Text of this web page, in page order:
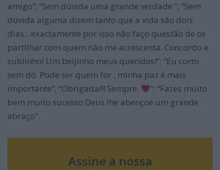
amigo”; “Sem dúvida uma grande verdade ”; “Sem
dúvida alguma dizem tanto que a vida são dois
dias…exactamente por isso não faço questão de os
partilhar com quem não me acrescenta. Concordo e
sublinho! Um beijinho meus queridos!”; “Eu corto
sem dó. Pode ser quem for , minha paz é mais
importante”; “Obrigada!!! Sempre.
”; “Fazes muito
bem muito sucesso Deus lhe abençoe um grande
abraço”.
Assine a nossa